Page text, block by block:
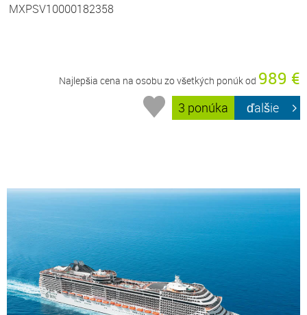
MXPSV10000182358
Najlepšia cena na osobu zo všetkých ponúk od 989 €
3 ponúka ďalšie